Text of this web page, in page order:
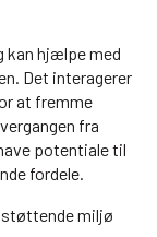
kan hjælpe med
Det interagerer
at fremme
fra
potentiale til
fordele.
støttende miljø